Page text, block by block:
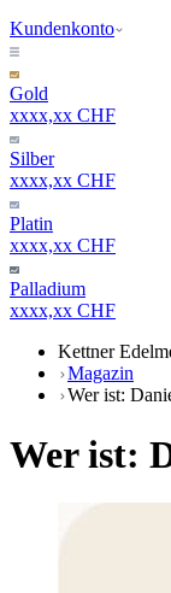
Kundenkonto
Gold
xxxx,xx CHF
Silber
xxxx,xx CHF
Platin
xxxx,xx CHF
Palladium
xxxx,xx CHF
Kettner
Magazin
Wer ist:
Wer ist: